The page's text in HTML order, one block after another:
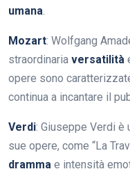
umana.
Mozart: Wolfgang
straordinaria versatilità
opere sono
continua a incantare il
Verdi: Giuseppe Verdi è
sue opere, come “La
dramma e intensità